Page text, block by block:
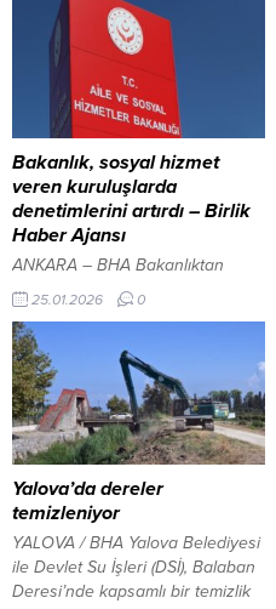
İzmit ilçesindeki marina
bölgesinde denizin kıyıya yakın
kesiminde gözle görülür bir renk
değişimi meydana geldi. Deniz
yüzeyinin bir kısmının
kahverengiye döndüğü olay,
vatandaşların dikkatini çekerken
yetkilileri de harekete geçirdi.
Çevre Koruma ve Kontrol Dairesi
Başkanlığı ekipleri, renk
değişiminin gözlendiği alanlardan
Bakanlık, sosyal hizmet
veren kuruluşlarda
denetimlerini artırdı – Birlik
Haber Ajansı
ANKARA – BHA Bakanlıktan
yapılan yazılı açıklamada,
denetimlerin kadın konukevleri,
engelli bakım merkezleri, yaşlı
bakım ve rehabilitasyon
kuruluşları ile çocuk bakım ve
koruma hizmeti veren merkezleri
kapsadığı belirtildi. Çalışmalar
kapsamında kuruluşların fiziki
yapıları, yaşam alanları ve
güvenlik koşulları ayrıntılı biçimde
incelendi. Denetimlerde tespit
edilen ihtiyaçlar, eksiklikler ve
geliştirilmesi gereken alanlar...
25.01.2026 0
Yalova’da dereler
temizleniyor
YALOVA / BHA Yalova Belediyesi
ile Devlet Su İşleri (DSİ), Balaban
Deresi’nde kapsamlı bir temizlik